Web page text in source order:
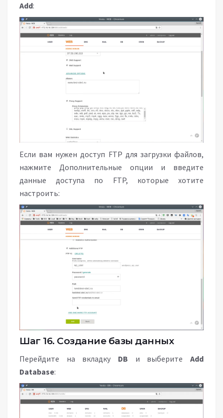
Add:
Если вам нужен доступ FTP для загрузки файлов,
нажмите Дополнительные опции и введите
данные доступа по FTP, которые хотите
настроить:
Шаг 16. Создание базы данных
Перейдите на вкладку DB и выберите Add
Database: